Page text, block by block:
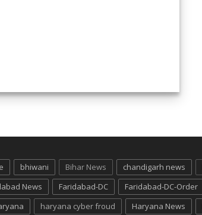
bhiwani Bihar News chandigarh news
News Faridabad-DC Faridabad-DC-Order
haryana cyber froud Haryana News